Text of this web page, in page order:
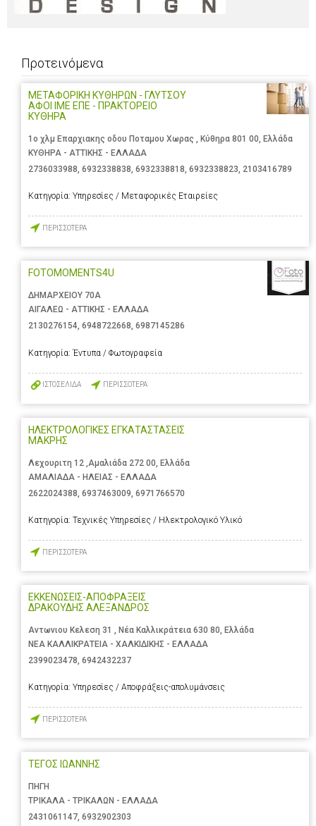
Προτεινόμενα
ΜΕΤΑΦΟΡΙΚΗ ΚΥΘΗΡΩΝ - ΓΛΥΤΣΟΥ
ΑΦΟΙ ΙΜΕ ΕΠΕ - ΠΡΑΚΤΟΡΕΙΟ
ΚΥΘΗΡΑ
1ο χλμ Επαρχιακης οδου Ποταμου Χωρας , Κύθηρα 801 00, Ελλάδα
ΚΥΘΗΡΑ - ΑΤΤΙΚΗΣ - ΕΛΛΑΔΑ
2736033988, 6932338838, 6932338818, 6932338823, 2103416789
Κατηγορία: Υπηρεσίες / Μεταφορικές Εταιρείες
ΠΕΡΙΣΣΟΤΕΡΑ
FOTOMOMENTS4U
ΔΗΜΑΡΧΕΙΟΥ 70Α
ΑΙΓΑΛΕΩ - ΑΤΤΙΚΗΣ - ΕΛΛΑΔΑ
2130276154, 6948722668, 6987145286
Κατηγορία: Έντυπα / Φωτογραφεία
ΙΣΤΟΣΕΛΙΔΑ ΠΕΡΙΣΣΟΤΕΡΑ
ΗΛΕΚΤΡΟΛΟΓΙΚΕΣ ΕΓΚΑΤΑΣΤΑΣΕΙΣ
ΜΑΚΡΗΣ
Λεχουριτη 12 ,Αμαλιάδα 272 00, Ελλάδα
ΑΜΑΛΙΑΔΑ - ΗΛΕΙΑΣ - ΕΛΛΑΔΑ
2622024388 6937463009 6971766570
Κατηγορία: Τεχνικές Υπηρεσίες / Ηλεκτρολογικό Υλικό
ΠΕΡΙΣΣΟΤΕΡΑ
ΕΚΚΕΝΩΣΕΙΣ-ΑΠΟΦΡΑΞΕΙΣ
ΔΡΑΚΟΥΔΗΣ ΑΛΕΞΑΝΔΡΟΣ
Αντωνιου Κελεση 31 , Νέα Καλλικράτεια 630 80, Ελλάδα
ΝΕΑ ΚΑΛΛΙΚΡΑΤΕΙΑ - ΧΑΛΚΙΔΙΚΗΣ - ΕΛΛΑΔΑ
2399023478, 6942432237
Κατηγορία: Υπηρεσίες / Αποφράξεις-απολυμάνσεις
ΠΕΡΙΣΣΟΤΕΡΑ
ΤΕΓΟΣ ΙΩΑΝΝΗΣ
ΠΗΓΗ
ΤΡΙΚΑΛΑ - ΤΡΙΚΑΛΩΝ - ΕΛΛΑΔΑ
2431061147, 6932902303